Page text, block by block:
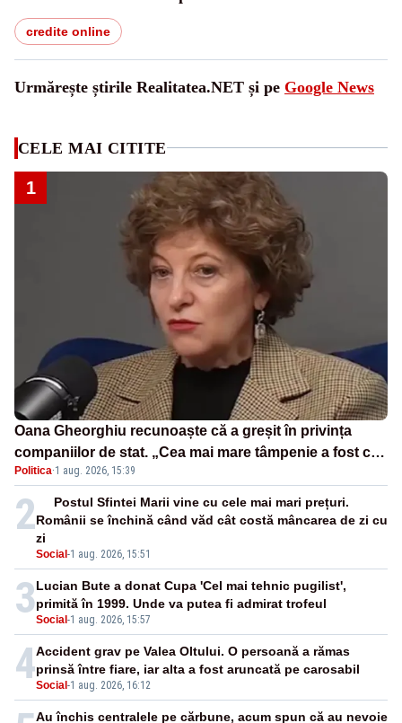
credite online
Urmărește știrile Realitatea.NET și pe Google News
CELE MAI CITITE
1
Oana Gheorghiu recunoaște că a greșit în privința
companiilor de stat. „Cea mai mare tâmpenie a fost că
eu am crezut că lucrurile sunt deschise”
Politica·1 aug. 2026, 15:39
2
Social -1 aug. 2026, 15:51
Postul Sfintei Marii vine cu cele mai mari prețuri.
Românii se închină când văd cât costă mâncarea de zi cu
zi
3Social -1 aug. 2026, 15:57
Lucian Bute a donat Cupa 'Cel mai tehnic pugilist',
primită în 1999. Unde va putea fi admirat trofeul
4Social -1 aug. 2026, 16:12
Accident grav pe Valea Oltului. O persoană a rămas
prinsă între fiare, iar alta a fost aruncată pe carosabil
Au închis centralele pe cărbune, acum spun că au nevoie